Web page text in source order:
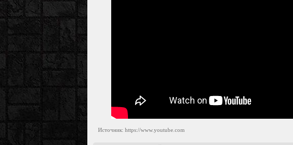
Источник: https://www.youtube.com